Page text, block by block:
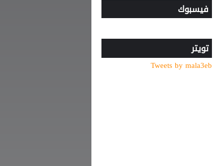
فيسبوك
تويتر
Tweets by mala3eb